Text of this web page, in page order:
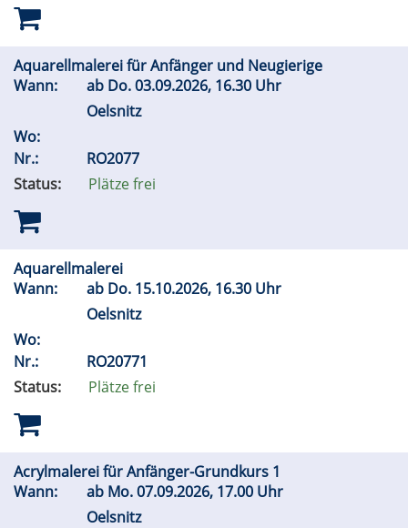
Aquarellmalerei für Anfänger und Neugierige
Wann:
ab Do.03.09.2026, 16.30 Uhr
Oelsnitz
Wo:
Nr.:
RO2077
Status:
Plätze frei
Aquarellmalerei
Wann:
ab Do. 15.10.2026, 16.30 Uhr
Oelsnitz
Wo:
Nr.:
RO20771
Status:
Plätze frei
Acrylmalerei für Anfänger-Grundkurs 1
Wann:
ab Mo.07.09.2026, 17.00 Uhr
Oelsnitz